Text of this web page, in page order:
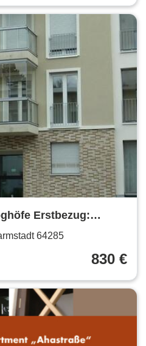
Erstbezug:
Apartment mit
64285
830 €